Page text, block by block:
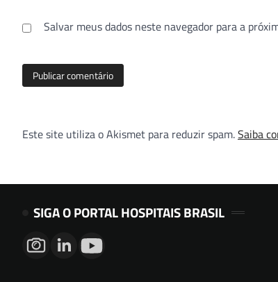
Salvar meus dados neste navegador para a
Este site utiliza o Akismet para reduzir spam.Saiba
SIGA O PORTAL HOSPITAIS BRASIL